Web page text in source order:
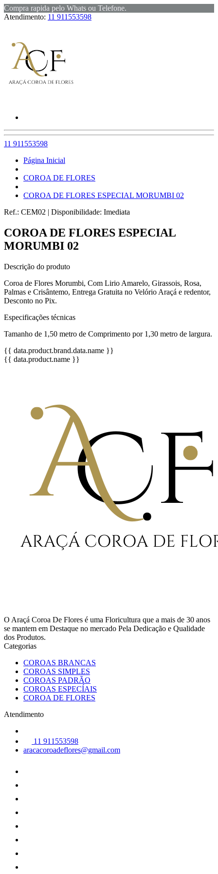
Compra rapida pelo Whats ou Telefone.
Atendimento: 11 911553598
11 911553598
Página Inicial
COROA DE FLORES
COROA DE FLORES ESPECIAL MORUMBI 02
Ref.: CEM02 | Disponibilidade: Imediata
COROA DE FLORES ESPECIAL
MORUMBI 02
Descrição do produto
Coroa de Flores Morumbi, Com Lirio Amarelo, Girassois, Rosa,
Palmas e Crisântemo, Entrega Gratuita no Velório Araçá e redentor,
Desconto no Pix.
Especificações técnicas
Tamanho de 1,50 metro de Comprimento por 1,30 metro de largura.
{{ data.product.brand.data.name }}
{{ data.product.name }}
O Araçá Coroa De Flores é uma Floricultura que a mais de 30 anos
se mantem em Destaque no mercado Pela Dedicação e Qualidade
dos Produtos.
Categorias
COROAS BRANCAS
COROAS SIMPLES
COROAS PADRÃO
COROAS ESPECÍAIS
COROA DE FLORES
Atendimento
11 911553598
aracacoroadeflores@gmail.com